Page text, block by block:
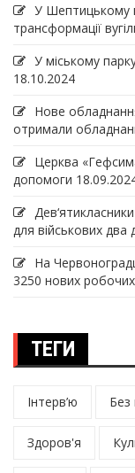
У Шептицькому
трансформації
У міському
18.10.2024
Нове
отримали
Церква
допомоги
для військових два
На
3250 нових робочих
ТЕГИ
Інтерв’ю Без
Здоров'я